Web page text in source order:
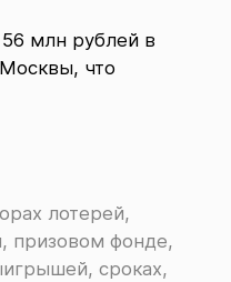
млн рублей в
что
лотерей,
призовом фонде,
сроках,